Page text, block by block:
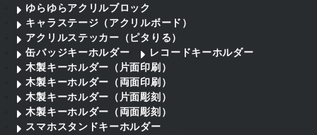
ゆらゆらアクリルブロック
キャラステージ（アクリルボード）
アクリルステッカー（ピタりる）
缶バッジキーホルダー
レコードキーホルダー
木製キーホルダー（片面印刷）
木製キーホルダー（両面印刷）
木製キーホルダー（片面彫刻）
木製キーホルダー（両面彫刻）
スマホスタンドキーホルダー